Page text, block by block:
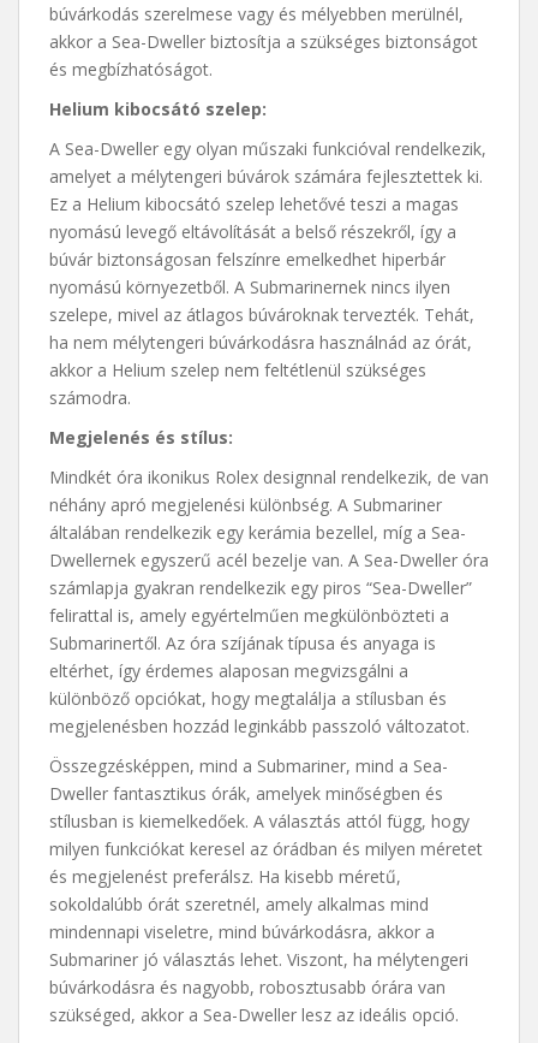
búvárkodás szerelmese vagy és mélyebben merülnél,
akkor a Sea-Dweller biztosítja a szükséges biztonságot
és megbízhatóságot.
Helium kibocsátó szelep:
A Sea-Dweller egy olyan műszaki funkcióval rendelkezik,
amelyet a mélytengeri búvárok számára fejlesztettek ki.
Ez a Helium kibocsátó szelep lehetővé teszi a magas
nyomású levegő eltávolítását a belső részekről, így a
búvár biztonságosan felszínre emelkedhet hiperbár
nyomású környezetből. A Submarinernek nincs ilyen
szelepe, mivel az átlagos búvároknak tervezték. Tehát,
ha nem mélytengeri búvárkodásra használnád az órát,
akkor a Helium szelep nem feltétlenül szükséges
számodra.
Megjelenés és stílus:
Mindkét óra ikonikus Rolex designnal rendelkezik, de van
néhány apró megjelenési különbség. A Submariner
általában rendelkezik egy kerámia bezellel, míg a Sea-
Dwellernek egyszerű acél bezelje van. A Sea-Dweller óra
számlapja gyakran rendelkezik egy piros “Sea-Dweller”
felirattal is, amely egyértelműen megkülönbözteti a
Submarinertől. Az óra szíjának típusa és anyaga is
eltérhet, így érdemes alaposan megvizsgálni a
különböző opciókat, hogy megtalálja a stílusban és
megjelenésben hozzád leginkább passzoló változatot.
Összegzésképpen, mind a Submariner, mind a Sea-
Dweller fantasztikus órák, amelyek minőségben és
stílusban is kiemelkedőek. A választás attól függ, hogy
milyen funkciókat keresel az órádban és milyen méretet
és megjelenést preferálsz. Ha kisebb méretű,
sokoldalúbb órát szeretnél, amely alkalmas mind
mindennapi viseletre, mind búvárkodásra, akkor a
Submariner jó választás lehet. Viszont, ha mélytengeri
búvárkodásra és nagyobb, robosztusabb órára van
szükséged, akkor a Sea-Dweller lesz az ideális opció.